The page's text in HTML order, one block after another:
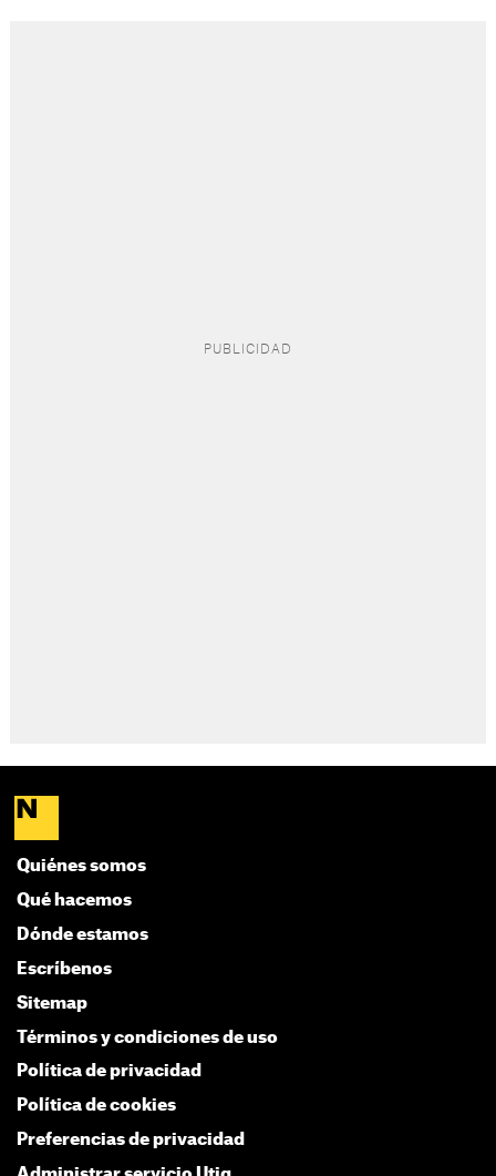
Quiénes somos
Qué hacemos
Dónde estamos
Escríbenos
Sitemap
Términos y condiciones de uso
Política de privacidad
Política de cookies
Preferencias de privacidad